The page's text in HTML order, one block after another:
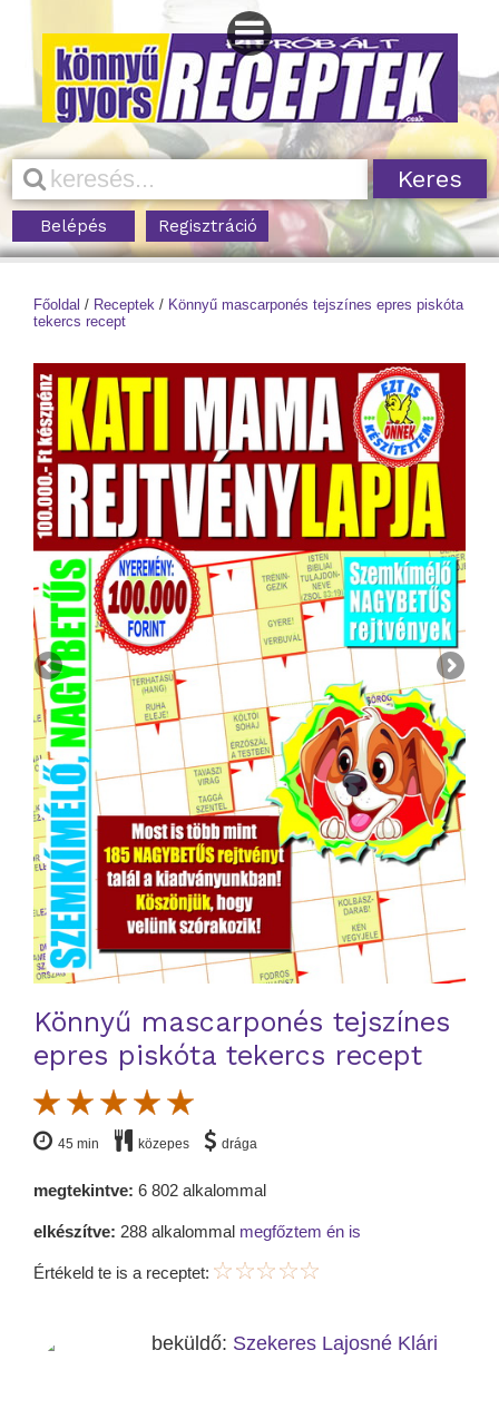
Belépés Regisztráció
Főoldal / Receptek / Könnyű mascarponés tejszínes epres piskóta
tekercs recept
Könnyű mascarponés tejszínes
epres piskóta tekercs recept
45 min közepes drága
megtekintve: 6 802 alkalommal
elkészítve: 288 alkalommal megfőztem én is
Értékeld te is a receptet:
beküldő: Szekeres Lajosné Klári